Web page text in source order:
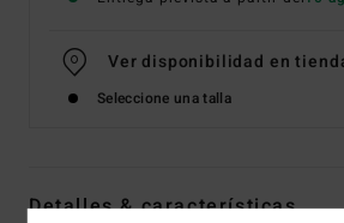
Ver disponibilidad en
Seleccione una talla
Detalles & características